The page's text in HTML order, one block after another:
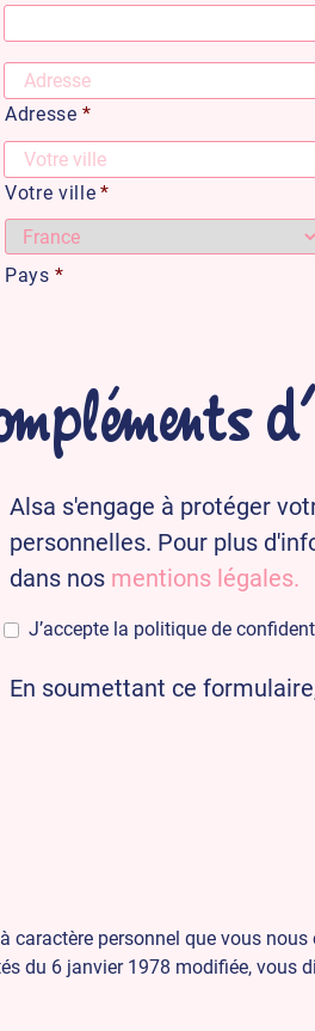
caractère personnel que vous
du 6 janvier 1978 modifiée, vous
Adresse *
Votre ville *
Pays *
Alsa s'engage à protéger
personnelles. Pour plus
dans nos mentions légales.
J’accepte la politique de
En soumettant ce